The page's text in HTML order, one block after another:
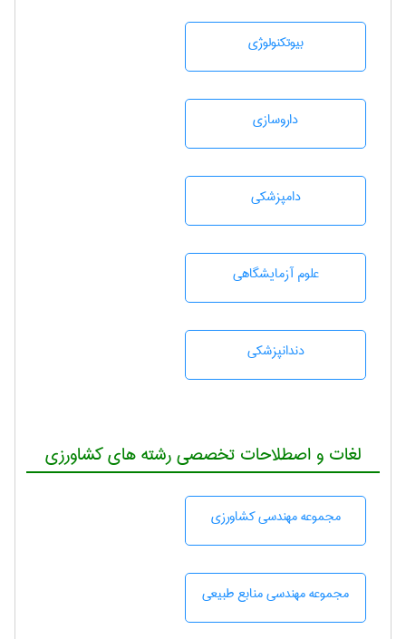
بيوتكنولوژی
داروسازی
دامپزشكی
علوم آزمايشگاهی
دندانپزشكی
لغات و اصطلاحات تخصصی رشته های کشاورزی
مجموعه مهندسی كشاورزی
مجموعه مهندسی منابع طبيعی